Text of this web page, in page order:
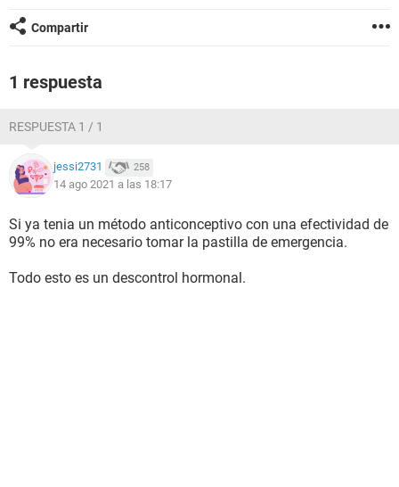
Compartir
1 respuesta
RESPUESTA 1 / 1
jessi2731 258
14 ago 2021 a las 18:17
Si ya tenia un método anticonceptivo con una efectividad de
99% no era necesario tomar la pastilla de emergencia.
Todo esto es un descontrol hormonal.